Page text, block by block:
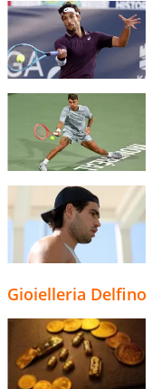
Gioielleria Delfino